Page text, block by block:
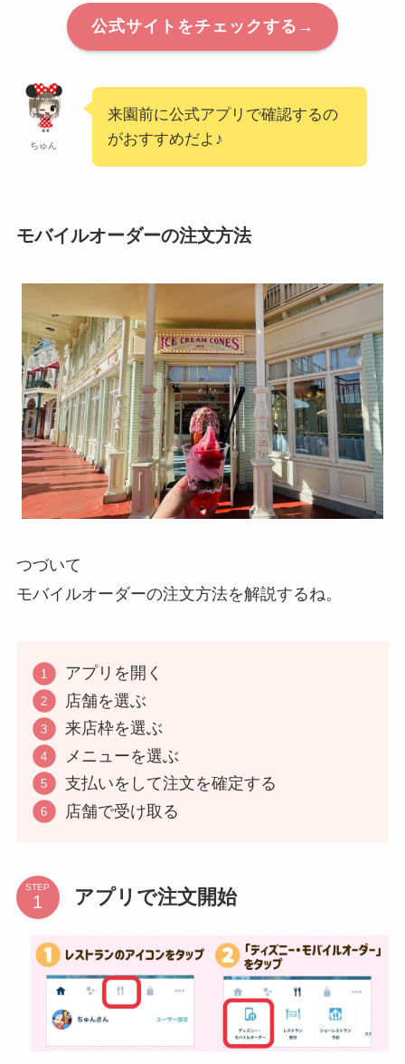
公式サイトをチェックする→
ちゅん
来園前に公式アプリで確認するの
がおすすめだよ♪
モバイルオーダーの注文方法
つづいて
モバイルオーダーの注文方法を解説するね。
アプリを開く
店舗を選ぶ
来店枠を選ぶ
メニューを選ぶ
支払いをして注文を確定する
店舗で受け取る
STEP アプリで注文開始